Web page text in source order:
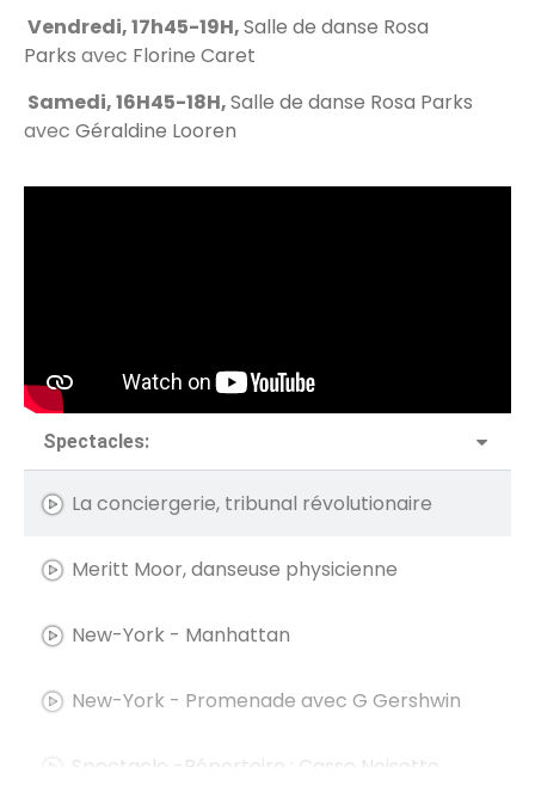
Vendredi, 17h45-19H,Salle de danse Rosa
Parks avec Florine Caret
Samedi, 16H45-18H,Salle de danse Rosa Parks
avec Géraldine Looren
Spectacles:
La conciergerie, tribunal révolutionaire
Meritt Moor, danseuse physicienne
New-York - Manhattan
New-York - Promenade avec G Gershwin
Spectacle -Répertoire : Casse Noisette